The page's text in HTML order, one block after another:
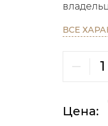
ВСЕ
Цена: